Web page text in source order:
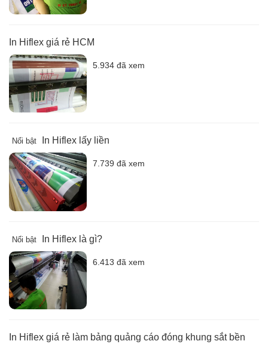
In Hiflex giá rẻ HCM
5.934 đã xem
Nổi bật In Hiflex lấy liền
7.739 đã xem
Nổi bật In Hiflex là gì?
6.413 đã xem
In Hiflex giá rẻ làm bảng quảng cáo đóng khung sắt bền